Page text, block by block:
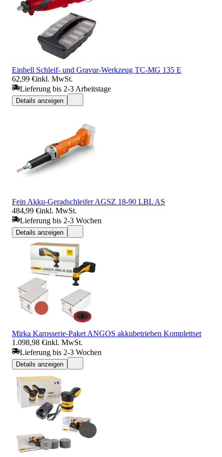
Einhell Schleif- und Gravur-Werkzeug TC-MG 135 E
62,99 €inkl. MwSt.
Lieferung bis 2-3 Arbeitstage
Details anzeigen
Fein Akku-Geradschleifer AGSZ 18-90 LBL AS
484,99 €inkl. MwSt.
Lieferung bis 2-3 Wochen
Details anzeigen
Mirka Karosserie-Paket ANGOS akkubetrieben Komplettset
1.098,98 €inkl. MwSt.
Lieferung bis 2-3 Wochen
Details anzeigen